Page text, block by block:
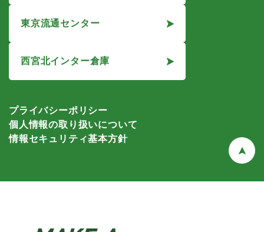
東京流通センター
西宮北インター倉庫
プライバシーポリシー
個人情報の取り扱いについて
情報セキュリティ基本方針